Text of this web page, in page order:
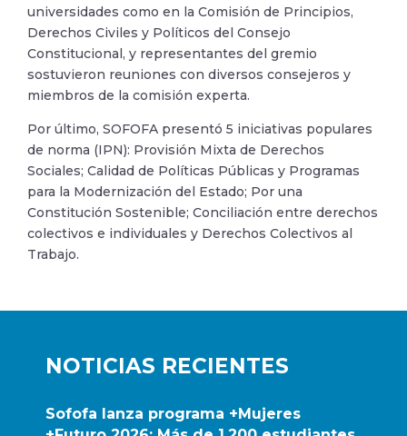
NOTICIAS RECIENTES
Sofofa lanza programa +Mujeres
universidades como en la Comisión de Principios,
Derechos Civiles y Políticos del Consejo
Constitucional, y representantes del gremio
sostuvieron reuniones con diversos consejeros y
miembros de la comisión experta.
Por último, SOFOFA presentó 5 iniciativas populares
de norma (IPN): Provisión Mixta de Derechos
Sociales; Calidad de Políticas Públicas y Programas
para la Modernización del Estado; Por una
Constitución Sostenible; Conciliación entre derechos
colectivos e individuales y Derechos Colectivos al
Trabajo.